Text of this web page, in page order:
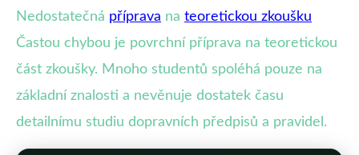
Nedostatečná příprava na teoretickou zkoušku
Častou chybou je povrchní příprava na teoretickou
část zkoušky. Mnoho studentů spoléhá pouze na
základní znalosti a nevěnuje dostatek času
detailnímu studiu dopravních předpisů a pravidel.